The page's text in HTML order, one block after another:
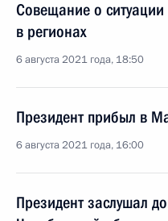
Совещание о
в регионах
6 августа 2021 года, 18:50
Президент прибыл в
6 августа 2021 года, 16:00
Президент заслушал